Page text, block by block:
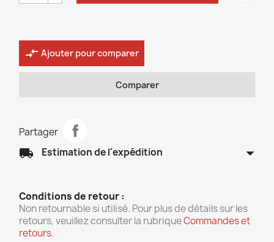
compare_arrows Ajouter pour comparer
Comparer
Partager
local_shipping Estimation de l'expédition arrow_drop_down
Conditions de retour :
Non retournable si utilisé. Pour plus de détails sur les
retours, veuillez consulter la rubriqueCommandes et
retours.